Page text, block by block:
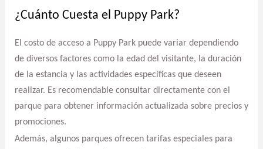
¿Cuánto Cuesta el Puppy Park?
El costo de acceso a Puppy Park puede variar dependiendo
de diversos factores como la edad del visitante, la duración
de la estancia y las actividades específicas que deseen
realizar. Es recomendable consultar directamente con el
parque para obtener información actualizada sobre precios y
promociones.
Además, algunos parques ofrecen tarifas especiales para